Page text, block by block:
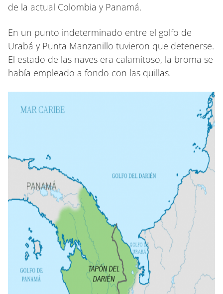
de la actual Colombia y Panamá.
En un punto indeterminado entre el golfo de
Urabá y Punta Manzanillo tuvieron que detenerse.
El estado de las naves era calamitoso, la broma se
había empleado a fondo con las quillas.